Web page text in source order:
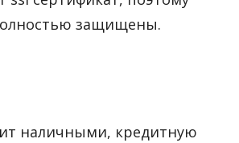
защищены.
наличными, кредитную